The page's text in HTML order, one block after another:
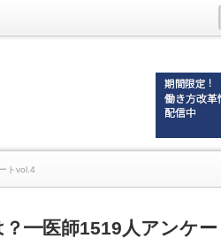
トvol.4
？━医師1519人アンケー